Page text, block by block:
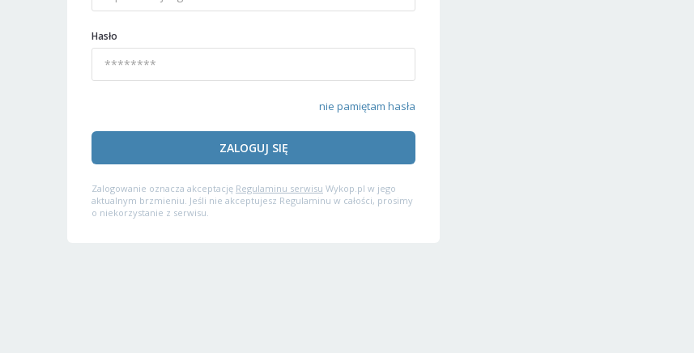
Hasło
nie pamiętam hasła
ZALOGUJ SIĘ
Zalogowanie oznacza akceptację Regulaminu serwisu Wykop.pl w jego
aktualnym brzmieniu. Jeśli nie akceptujesz Regulaminu w całości, prosimy
o niekorzystanie z serwisu.